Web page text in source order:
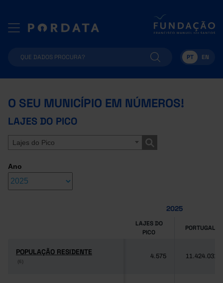
PT EN
O SEU MUNICÍPIO EM NÚMEROS!
LAJES DO PICO
Lajes do Pico
Ano
2025
LAJES DO
PICO
PORTUGAL
POPULAÇÃO RESIDENTE
(6)
POPULAÇÃO RESIDENTE
(6)
4.575 11.424.031